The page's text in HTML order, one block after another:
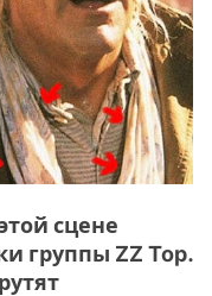
сцене
группы ZZ Top.